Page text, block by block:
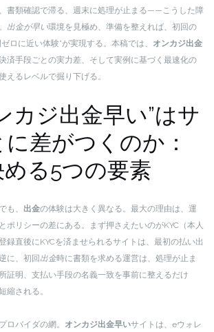
書類確認で滞る、週末に処理が止まる——こうした障
出金が早い環境を見極め、準備を整えれば、初回の
ロに近い体験”が実現する。本稿では、 オンカジ出金
済手段ごとの実力差、そして実例に基づく最速化の
えるレベルで掘り下げる。
カジ出金早い”はサ
差がつくのか：
る5つの要素
でも、 出金の体験は大きく異なる。最大の理由は、運
ポリシーの差にある。まず押さえたいのがKYC（本人
録直後にKYCを済ませられるサイトは、最初の払い出
に、初回 出金時に書類を求める運営は、処理が止ま
証明、支払い手段の名義一致を事前に整えるだけ
縮される。
ロバイダの網。 オンカジ出金早いサイトは、eウォレ